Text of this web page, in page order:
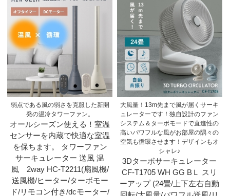
弱点である風の弱さを克服した新開
発の温冷タワーファン。
オールシーズン使える！室温
センサーを内蔵で快適な室温
を保ちます。 タワーファン
サーキュレーター 送風 温
風 2way HC-T2211(扇風機/
送風機/ヒーター/ターボモー
ド/リモコン付き/dcモーター/
大風量！13m先まで風が届くサーキ
ュレーターです！独自設計のファン
システム＆ターボモードで直進性の
高いパワフルな風がお部屋の隅々の
空気も循環させます！デザインもオ
シャレ♪
3Dターボサーキュレーター
CF-T1705 WH GG BＬ スリ
ーアップ (24畳/上下左右自動